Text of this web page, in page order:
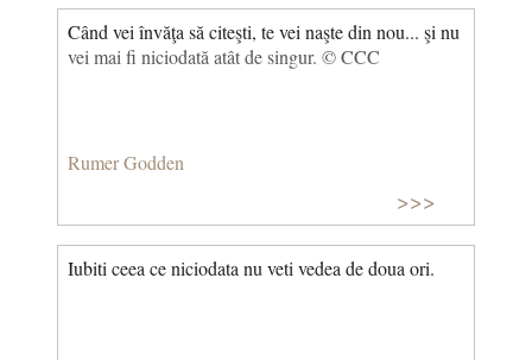
Când vei învăţa să citeşti, te vei naşte din nou... şi nu
vei mai fi niciodată atât de singur. © CCC
Rumer Godden
>>>
Iubiti ceea ce niciodata nu veti vedea de doua ori.